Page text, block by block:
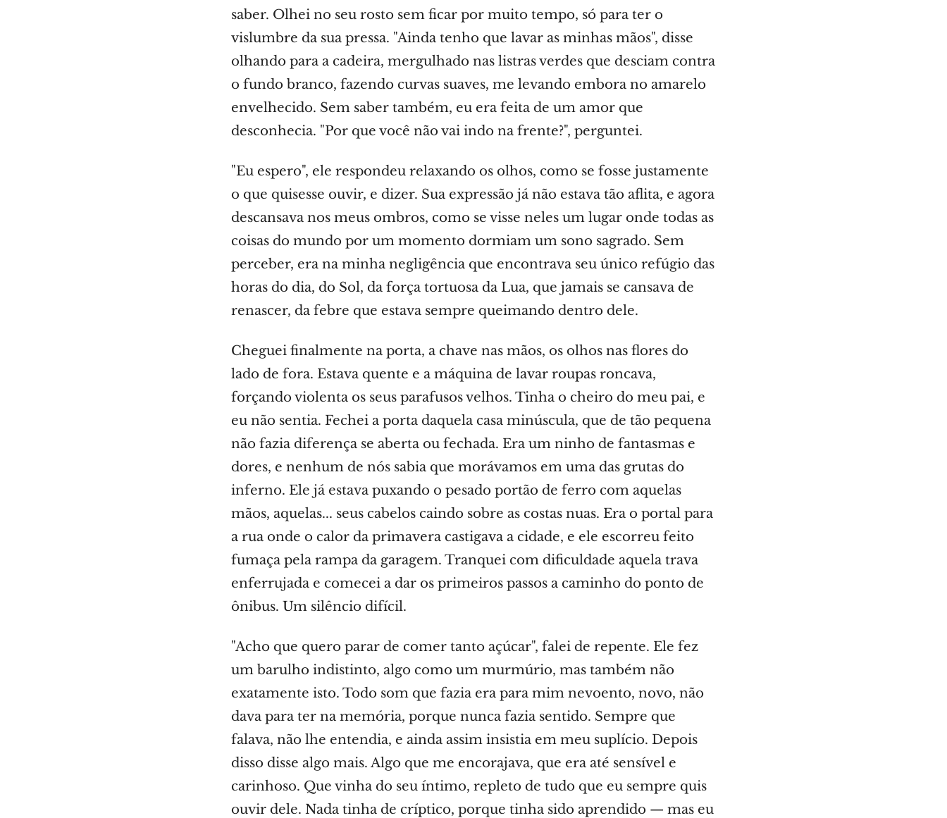
saber. Olhei no seu rosto sem ficar por muito tempo, só para ter o
vislumbre da sua pressa. "Ainda tenho que lavar as minhas mãos", disse
olhando para a cadeira, mergulhado nas listras verdes que desciam contra
o fundo branco, fazendo curvas suaves, me levando embora no amarelo
envelhecido. Sem saber também, eu era feita de um amor que
desconhecia. "Por que você não vai indo na frente?", perguntei.
"Eu espero", ele respondeu relaxando os olhos, como se fosse justamente
o que quisesse ouvir, e dizer. Sua expressão já não estava tão aflita, e agora
descansava nos meus ombros, como se visse neles um lugar onde todas as
coisas do mundo por um momento dormiam um sono sagrado. Sem
perceber, era na minha negligência que encontrava seu único refúgio das
horas do dia, do Sol, da força tortuosa da Lua, que jamais se cansava de
renascer, da febre que estava sempre queimando dentro dele.
Cheguei finalmente na porta, a chave nas mãos, os olhos nas flores do
lado de fora. Estava quente e a máquina de lavar roupas roncava,
forçando violenta os seus parafusos velhos. Tinha o cheiro do meu pai, e
eu não sentia. Fechei a porta daquela casa minúscula, que de tão pequena
não fazia diferença se aberta ou fechada. Era um ninho de fantasmas e
dores, e nenhum de nós sabia que morávamos em uma das grutas do
inferno. Ele já estava puxando o pesado portão de ferro com aquelas
mãos, aquelas... seus cabelos caindo sobre as costas nuas. Era o portal para
a rua onde o calor da primavera castigava a cidade, e ele escorreu feito
fumaça pela rampa da garagem. Tranquei com dificuldade aquela trava
enferrujada e comecei a dar os primeiros passos a caminho do ponto de
ônibus. Um silêncio difícil.
"Acho que quero parar de comer tanto açúcar", falei de repente. Ele fez
um barulho indistinto, algo como um murmúrio, mas também não
exatamente isto. Todo som que fazia era para mim nevoento, novo, não
dava para ter na memória, porque nunca fazia sentido. Sempre que
falava, não lhe entendia, e ainda assim insistia em meu suplício. Depois
disso disse algo mais. Algo que me encorajava, que era até sensível e
carinhoso. Que vinha do seu íntimo, repleto de tudo que eu sempre quis
ouvir dele. Nada tinha de críptico, porque tinha sido aprendido — mas eu